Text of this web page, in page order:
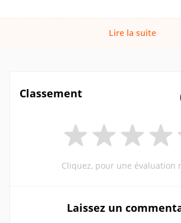
Lire la suite
Classement
Cliquez, pour une évaluation
Laissez un